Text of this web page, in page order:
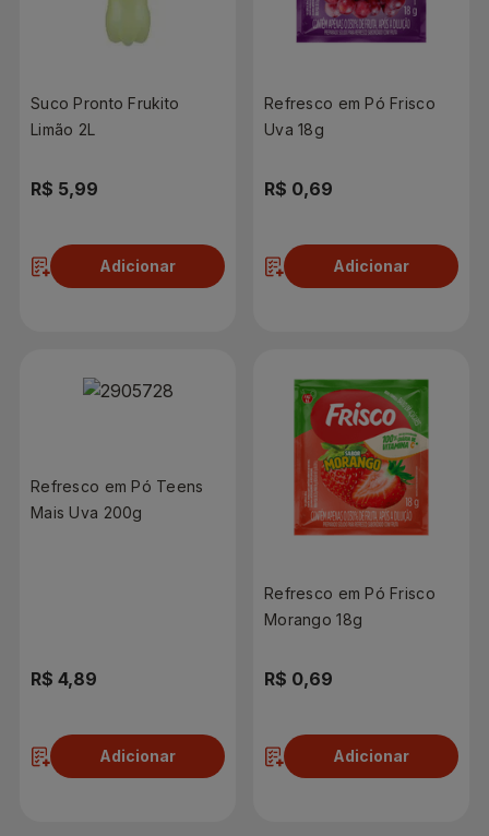
Suco Pronto Frukito
Limão 2L
R$ 5,99
Adicionar
Refresco em Pó Frisco
Uva 18g
R$ 0,69
Adicionar
Refresco em Pó Teens
Mais Uva 200g
R$ 4,89
Adicionar
Refresco em Pó Frisco
Morango 18g
R$ 0,69
Adicionar